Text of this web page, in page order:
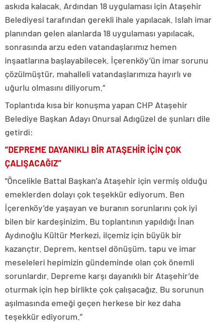
askıda kalacak. Ardından 18 uygulaması için Ataşehir
Belediyesi tarafından gerekli ihale yapılacak. Islah imar
planından gelen alanlarda 18 uygulaması yapılacak,
sonrasında arzu eden vatandaşlarımız hemen
inşaatlarına başlayabilecek. İçerenköy’ün imar sorunu
çözülmüştür, mahalleli vatandaşlarımıza hayırlı ve
uğurlu olmasını diliyorum.”
Toplantıda kısa bir konuşma yapan CHP Ataşehir
Belediye Başkan Adayı Onursal Adıgüzel de şunları dile
getirdi:
“DEPREME DAYANIKLI BİR ATAŞEHİR İÇİN ÇOK
ÇALIŞACAĞIZ”
“Öncelikle Battal Başkan’a Ataşehir için vermiş olduğu
emeklerden dolayı çok teşekkür ediyorum. Ben
İçerenköy’de yaşayan ve buranın sorunlarını çok iyi
bilen bir kardeşinizim. Bu toplantının yapıldığı İnan
Aydınoğlu Kültür Merkezi, ilçemiz için büyük bir
kazançtır. Deprem, kentsel dönüşüm, tapu ve imar
meseleleri hepimizin gündeminde olan çok önemli
sorunlardır. Depreme karşı dayanıklı bir Ataşehir’de
oturmak için hep birlikte çok çalışacağız. Bu sorunun
aşılmasında emeği geçen herkese bir kez daha
teşekkür ediyorum.”